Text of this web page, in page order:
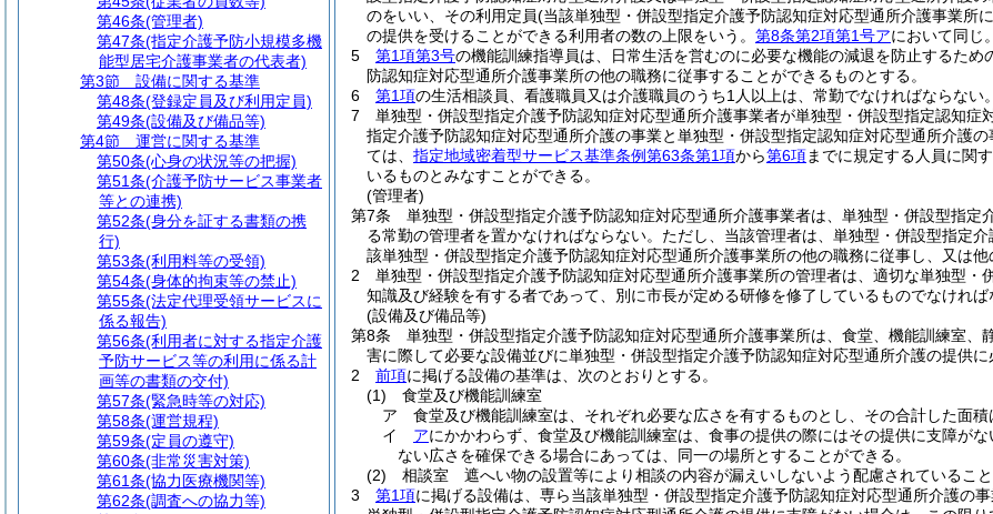
のをいい、その利用定員(当該単独型・併設型指定介護予防認知症対応型通所介護事業所
の提供を受けることができる利用者の数の上限をいう。 第8条第2項第1号アにおいて同じ
5
第1項第3号の機能訓練指導員は、日常生活を営むのに必要な機能の減退を防止するた
防認知症対応型通所介護事業所の他の職務に従事することができるものとする。
6
第1項の生活相談員、看護職員又は介護職員のうち1人以上は、常勤でなければならない。
7
単独型・併設型指定介護予防認知症対応型通所介護事業者が単独型・併設型指定認知
指定介護予防認知症対応型通所介護の事業と単独型・併設型指定認知症対応型通所介護
ては、 指定地域密着型サービス基準条例第63条第1項から第6項までに規定する人員に関
いるものとみなすことができる。
(管理者)
第7条
単独型・併設型指定介護予防認知症対応型通所介護事業者は、単独型・併設型指
る常勤の管理者を置かなければならない。 ただし、当該管理者は、単独型・併設型指定
該単独型・併設型指定介護予防認知症対応型通所介護事業所の他の職務に従事し、又は
2
単独型・併設型指定介護予防認知症対応型通所介護事業所の管理者は、適切な単独型
知識及び経験を有する者であって、別に市長が定める研修を修了しているものでなければ
(設備及び備品等)
第8条
単独型・併設型指定介護予防認知症対応型通所介護事業所は、食堂、機能訓練室
害に際して必要な設備並びに単独型・併設型指定介護予防認知症対応型通所介護の提供
2
前項に掲げる設備の基準は、次のとおりとする。
(1)
食堂及び機能訓練室
ア
食堂及び機能訓練室は、それぞれ必要な広さを有するものとし、その合計した面
イ
アにかかわらず、食堂及び機能訓練室は、食事の提供の際にはその提供に支障が
ない広さを確保できる場合にあっては、同一の場所とすることができる。
(2)
相談室 遮へい物の設置等により相談の内容が漏えいしないよう配慮されていること
3
第1項に掲げる設備は、専ら当該単独型・併設型指定介護予防認知症対応型通所介護の
第46条(管理者)
第47条(指定介護予防小規模多機
能型居宅介護事業者の代表者)
第3節
設備に関する基準
第48条(登録定員及び利用定員)
第49条(設備及び備品等)
第4節
運営に関する基準
第50条(心身の状況等の把握)
第51条(介護予防サービス事業者
等との連携)
第52条(身分を証する書類の携
行)
第53条(利用料等の受領)
第54条(身体的拘束等の禁止)
第55条(法定代理受領サービスに
係る報告)
第56条(利用者に対する指定介護
予防サービス等の利用に係る計
画等の書類の交付)
第57条(緊急時等の対応)
第58条(運営規程)
第59条(定員の遵守)
第60条(非常災害対策)
第61条(協力医療機関等)
第62条(調査への協力等)